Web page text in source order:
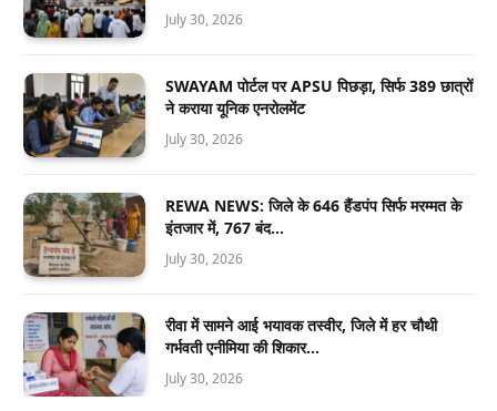
July 30, 2026
SWAYAM पोर्टल पर APSU पिछड़ा, सिर्फ 389 छात्रों
ने कराया यूनिक एनरोलमेंट
July 30, 2026
REWA NEWS: जिले के 646 हैंडपंप सिर्फ मरम्मत के
इंतजार में, 767 बंद…
July 30, 2026
रीवा में सामने आई भयावक तस्वीर, जिले में हर चौथी
गर्भवती एनीमिया की शिकार…
July 30, 2026